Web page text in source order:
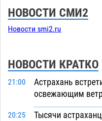
НОВОСТИ СМИ2
Новости smi2.ru
НОВОСТИ КРАТКО
21:00
Астрахань
освежающим
20:25
Тысячи